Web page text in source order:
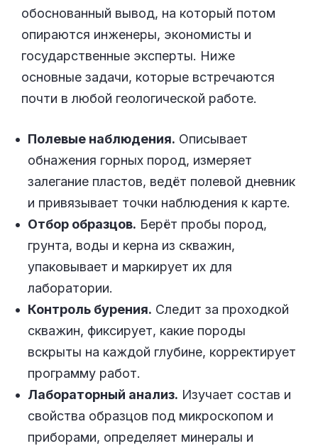
обоснованный вывод, на который потом
опираются инженеры, экономисты и
государственные эксперты. Ниже
основные задачи, которые встречаются
почти в любой геологической работе.
Полевые наблюдения. Описывает
обнажения горных пород, измеряет
залегание пластов, ведёт полевой дневник
и привязывает точки наблюдения к карте.
Отбор образцов. Берёт пробы пород,
грунта, воды и керна из скважин,
упаковывает и маркирует их для
лаборатории.
Контроль бурения. Следит за проходкой
скважин, фиксирует, какие породы
вскрыты на каждой глубине, корректирует
программу работ.
Лабораторный анализ. Изучает состав и
свойства образцов под микроскопом и
приборами, определяет минералы и